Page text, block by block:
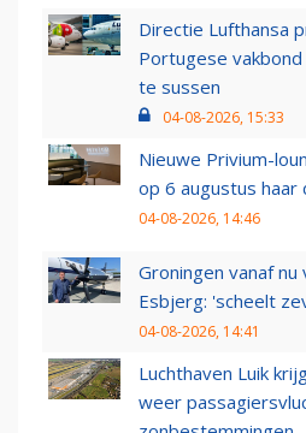
Directie Lufthansa
Portugese
te sussen
04-08-2026, 15:33
Nieuwe Privium-
op 6 augustus haar
04-08-2026, 14:46
Groningen vanaf
Esbjerg: 'scheelt
04-08-2026, 14:41
Luchthaven Luik
weer